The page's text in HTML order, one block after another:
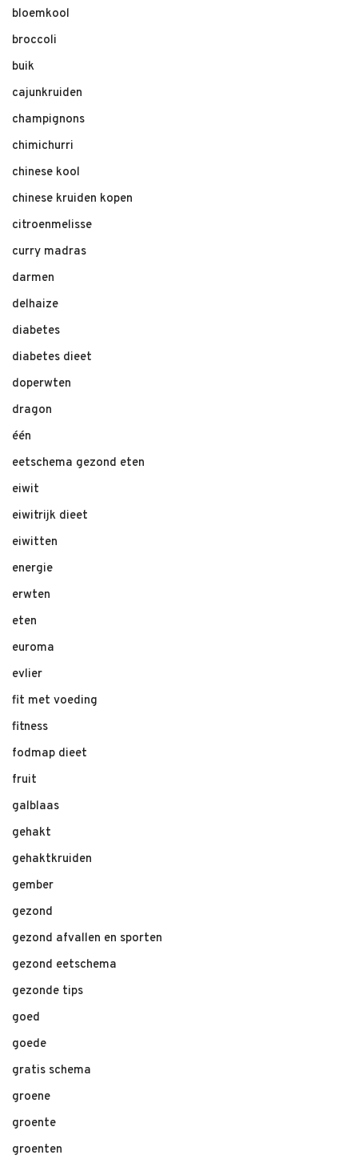
bloemkool
broccoli
buik
cajunkruiden
champignons
chimichurri
chinese kool
chinese kruiden kopen
citroenmelisse
curry madras
darmen
delhaize
diabetes
diabetes dieet
doperwten
dragon
één
eetschema gezond eten
eiwit
eiwitrijk dieet
eiwitten
energie
erwten
eten
euroma
evlier
fit met voeding
fitness
fodmap dieet
fruit
galblaas
gehakt
gehaktkruiden
gember
gezond
gezond afvallen en sporten
gezond eetschema
gezonde tips
goed
goede
gratis schema
groene
groente
groenten